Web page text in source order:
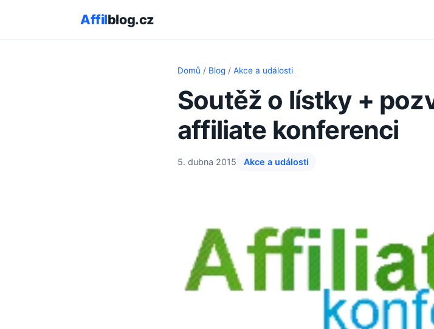
Affilblog.cz
Domů / Blog / Akce a události
Soutěž o lístky +
affiliate konferenci
5. dubna 2015 Akce a události